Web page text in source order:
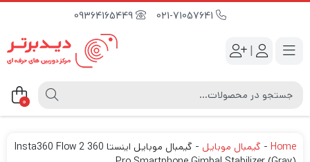
09364165449
|
0
Home
- گیمبال موبایل -
گیمبال موبایل اینستا 360 Insta360 Flow 2